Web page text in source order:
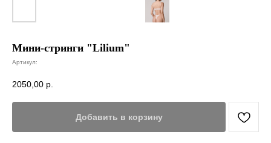
Мини-стринги "Lilium"
Артикул:
2050,00 р.
Добавить в корзину